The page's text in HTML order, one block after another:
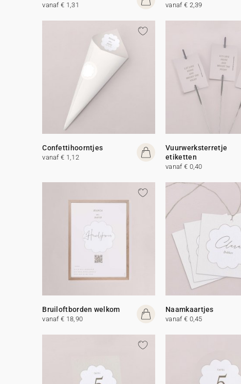
vanaf € 1,31 vanaf € 2,39
Confettihoorntjes
vanaf € 1,12
Vuurwerksterretje
etiketten
vanaf € 0,40
Bruiloftborden welkom
vanaf € 18,90
Naamkaartjes
vanaf € 0,45